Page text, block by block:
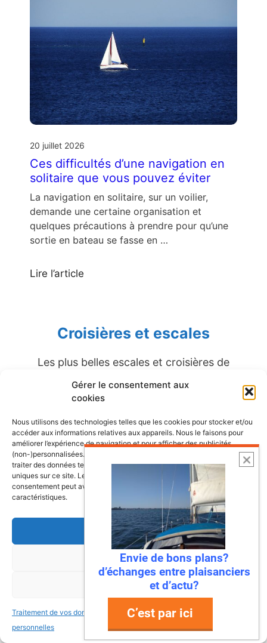
Gérer le consentement aux
cookies
Nous utilisons des technologies telles que les cookies pour stocker et/ou
accéder aux informations relatives aux appareils. Nous le faisons pour
améliorer l’expérience de navigation et pour afficher des publicités
(non-)personnalisées. Consentir à ces technologies nous autorisera à
traiter des données telles que le comportement de navigation ou les ID
uniques sur ce site. Le fait de ne pas consentir ou de retirer son
consentement peut avoir un effet négatif sur certaines fonctonnalités et
caractéristiques.
Accepter
Refuser
Voir les préférences
Traitement de vos données
personnelles
Traitement de vos données
personnelles
20 juillet 2026
Ces difficultés d’une navigation en
solitaire que vous pouvez éviter
La navigation en solitaire, sur un voilier,
demande une certaine organisation et
quelques précautions à prendre pour qu’une
sortie en bateau se fasse en …
Lire l’article
Croisières et escales
Les plus belles escales et croisières de
Envie de fraicheur ? Larguez les
amarres direction la Normandie
Envie de bons plans?
d’échanges entre plaisanciers
et d’actu?
C’est par ici